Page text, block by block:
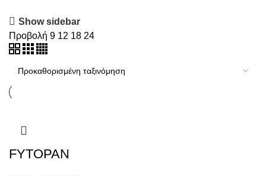
Show sidebar
Προβολή 9 12 18 24
FYTOPAN